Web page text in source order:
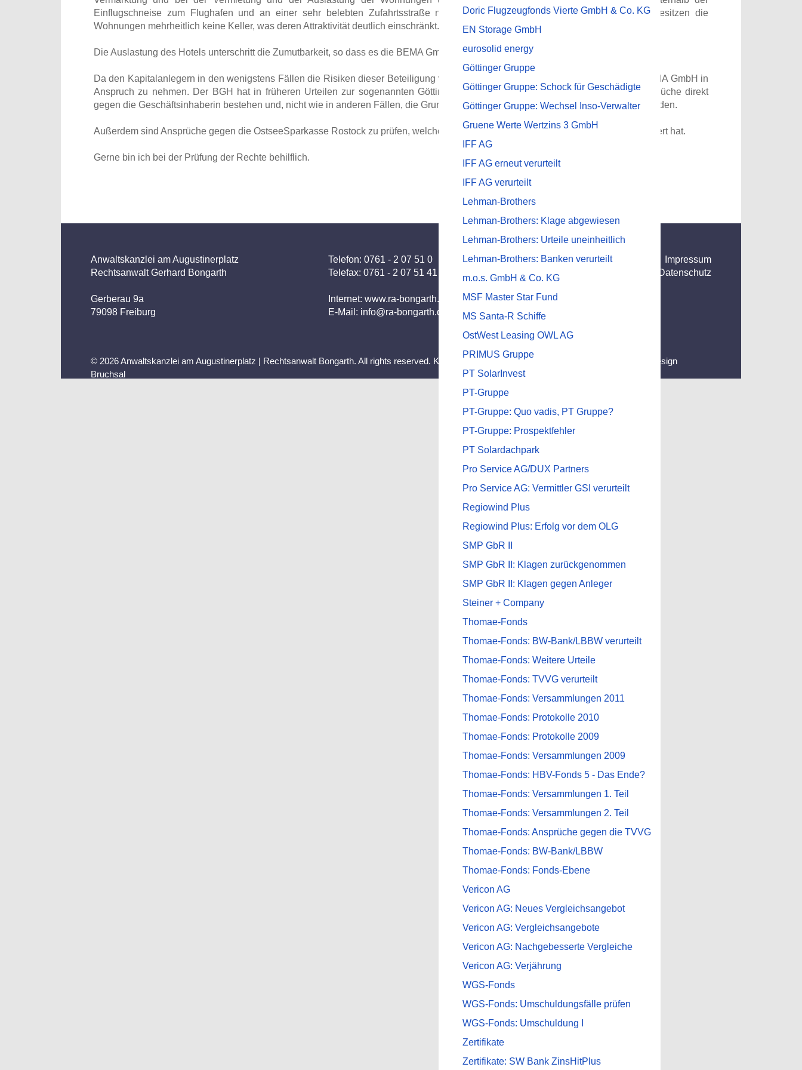
Doric Flugzeugfonds Vierte GmbH & Co. KG
EN Storage GmbH
eurosolid energy
Göttinger Gruppe
Göttinger Gruppe: Schock für Geschädigte
Göttinger Gruppe: Wechsel Inso-Verwalter
Gruene Werte Wertzins 3 GmbH
IFF AG
IFF AG erneut verurteilt
IFF AG verurteilt
Lehman-Brothers
Lehman-Brothers: Klage abgewiesen
Lehman-Brothers: Urteile uneinheitlich
Lehman-Brothers: Banken verurteilt
m.o.s. GmbH & Co. KG
MSF Master Star Fund
MS Santa-R Schiffe
OstWest Leasing OWL AG
PRIMUS Gruppe
PT SolarInvest
PT-Gruppe
PT-Gruppe: Quo vadis, PT Gruppe?
PT-Gruppe: Prospektfehler
PT Solardachpark
Pro Service AG/DUX Partners
Pro Service AG: Vermittler GSI verurteilt
Regiowind Plus
Regiowind Plus: Erfolg vor dem OLG
SMP GbR II
SMP GbR II: Klagen zurückgenommen
SMP GbR II: Klagen gegen Anleger
Steiner + Company
Thomae-Fonds
Thomae-Fonds: BW-Bank/LBBW verurteilt
Thomae-Fonds: Weitere Urteile
Thomae-Fonds: TVVG verurteilt
Thomae-Fonds: Versammlungen 2011
Thomae-Fonds: Protokolle 2010
Thomae-Fonds: Protokolle 2009
Thomae-Fonds: Versammlungen 2009
Thomae-Fonds: HBV-Fonds 5 - Das Ende?
Thomae-Fonds: Versammlungen 1. Teil
Thomae-Fonds: Versammlungen 2. Teil
Thomae-Fonds: Ansprüche gegen die TVVG
Thomae-Fonds: BW-Bank/LBBW
Thomae-Fonds: Fonds-Ebene
Vericon AG
Vericon AG: Neues Vergleichsangebot
Vericon AG: Vergleichsangebote
Vericon AG: Nachgebesserte Vergleiche
Vericon AG: Verjährung
WGS-Fonds
WGS-Fonds: Umschuldungsfälle prüfen
WGS-Fonds: Umschuldung I
Zertifikate
Zertifikate: SW Bank ZinsHitPlus
Einflugschneise zum Flughafen und an einer sehr belebten Zufahrtsstraße nach Berlin (Kreuzung B96 / B96a). Außerdem besitzen die
Wohnungen mehrheitlich keine Keller, was deren Attraktivität deutlich einschränkt.
Die Auslastung des Hotels unterschritt die Zumutbarkeit, so dass es die BEMA GmbH bereits in Eigenregie betreiben musste.
Da den Kapitalanlegern in den wenigstens Fällen die Risiken dieser Beteiligung verdeutlicht wurden, sehe ich gute Ansätze, die BEMA GmbH in
Anspruch zu nehmen. Der BGH hat in früheren Urteilen zur sogenannten Göttinger Gruppe bereits festgestellt, dass solche Ansprüche direkt
gegen die Geschäftsinhaberin bestehen und, nicht wie in anderen Fällen, die Grundsätze der fehlerhaften Gesellschaft Anwendung finden.
Außerdem sind Ansprüche gegen die OstseeSparkasse Rostock zu prüfen, welche die Mehrzahl der Anleger der BEMA GmbH finanziert hat.
Gerne bin ich bei der Prüfung der Rechte behilflich.
Anwaltskanzlei am Augustinerplatz
Rechtsanwalt Gerhard Bongarth
Gerberau 9a
79098 Freiburg
Telefon: 0761 - 2 07 51 0
Telefax: 0761 - 2 07 51 41
Internet: www.ra-bongarth.de
E-Mail: info@ra-bongarth.de
Impressum
Datenschutz
© 2026 Anwaltskanzlei am Augustinerplatz | Rechtsanwalt Bongarth. All rights reserved. Konzept, Design & Realisation: Silenium Screen- & Webdesign
Bruchsal